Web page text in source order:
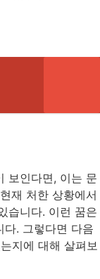
보인다면, 이는 문
재 처한 상황에서
습니다. 이런 꿈은
다. 그렇다면 다음
지에 대해 살펴보